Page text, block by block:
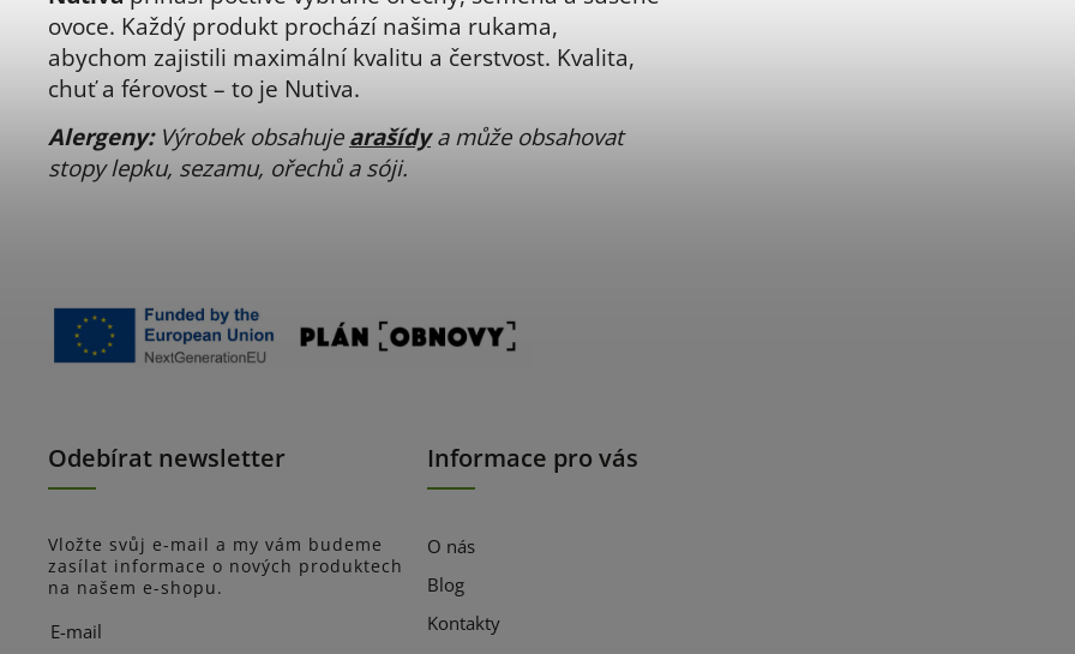
ovoce. Každý produkt prochází našima rukama,
abychom zajistili maximální kvalitu a čerstvost. Kvalita,
chuť a férovost – to je Nutiva.
Alergeny:Výrobek obsahuje arašídya může obsahovat
stopy lepku, sezamu, ořechů a sóji.
Odebírat newsletter
Vložte svůj e-mail a my vám budeme
zasílat informace o nových produktech
na našem e-shopu.
E-mail
Informace pro vás
O nás
Blog
Kontakty